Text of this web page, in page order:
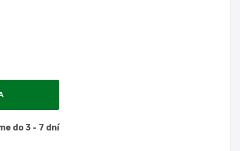
do 3 - 7 dní